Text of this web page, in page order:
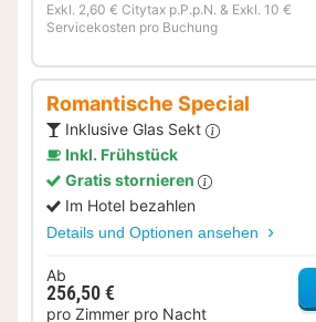
Exkl. 2,60 € Citytax p.P.p.N. & Exkl. 10 €
Servicekosten pro Buchung
Romantische Special
Inklusive Glas Sekt
Inkl. Frühstück
Gratis stornieren
Im Hotel bezahlen
Details und Optionen ansehen
Ab
256,50 €
pro Zimmer pro Nacht